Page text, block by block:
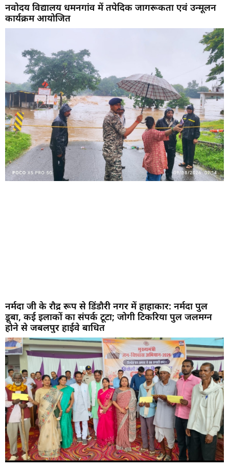
नवोदय विद्यालय धमनगांव में तपेदिक जागरूकता एवं उन्मूलन
कार्यक्रम आयोजित
नर्मदा जी के रौद्र रूप से डिंडौरी नगर में हाहाकार: नर्मदा पुल
डूबा, कई इलाकों का संपर्क टूटा; जोगी टिकरिया पुल जलमग्न
होने से जबलपुर हाईवे बाधित